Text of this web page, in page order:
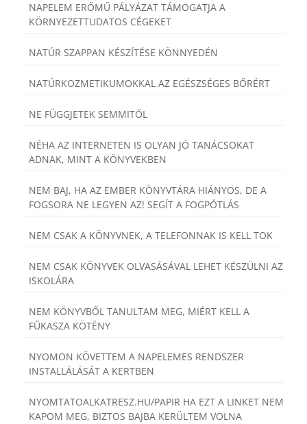
NAPELEM ERŐMŰ PÁLYÁZAT TÁMOGATJA A
KÖRNYEZETTUDATOS CÉGEKET
NATÚR SZAPPAN KÉSZÍTÉSE KÖNNYEDÉN
NATÚRKOZMETIKUMOKKAL AZ EGÉSZSÉGES BŐRÉRT
NE FÜGGJETEK SEMMITŐL
NÉHA AZ INTERNETEN IS OLYAN JÓ TANÁCSOKAT
ADNAK, MINT A KÖNYVEKBEN
NEM BAJ, HA AZ EMBER KÖNYVTÁRA HIÁNYOS, DE A
FOGSORA NE LEGYEN AZ! SEGÍT A FOGPÓTLÁS
NEM CSAK A KÖNYVNEK, A TELEFONNAK IS KELL TOK
NEM CSAK KÖNYVEK OLVASÁSÁVAL LEHET KÉSZÜLNI AZ
ISKOLÁRA
NEM KÖNYVBŐL TANULTAM MEG, MIÉRT KELL A
FŰKASZA KÖTÉNY
NYOMON KÖVETTEM A NAPELEMES RENDSZER
INSTALLÁLÁSÁT A KERTBEN
NYOMTATOALKATRESZ.HU/PAPIR HA EZT A LINKET NEM
KAPOM MEG, BIZTOS BAJBA KERÜLTEM VOLNA